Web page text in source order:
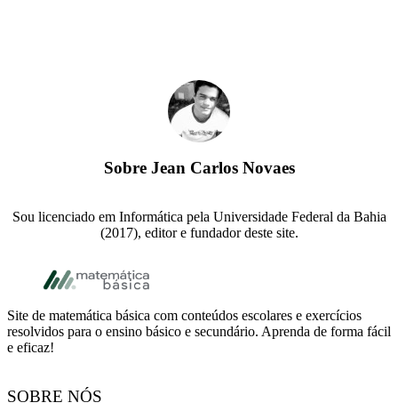
Sobre Jean Carlos Novaes
Sou licenciado em Informática pela Universidade Federal da Bahia
(2017), editor e fundador deste site.
Rodapé
Site de matemática básica com conteúdos escolares e exercícios
resolvidos para o ensino básico e secundário. Aprenda de forma fácil
e eficaz!
SOBRE NÓS